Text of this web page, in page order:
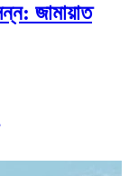
জামায়াত